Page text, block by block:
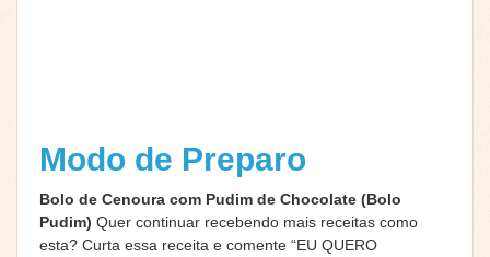
Modo de Preparo
Bolo de Cenoura com Pudim de Chocolate (Bolo
Pudim) Quer continuar recebendo mais receitas como
esta? Curta essa receita e comente “EU QUERO